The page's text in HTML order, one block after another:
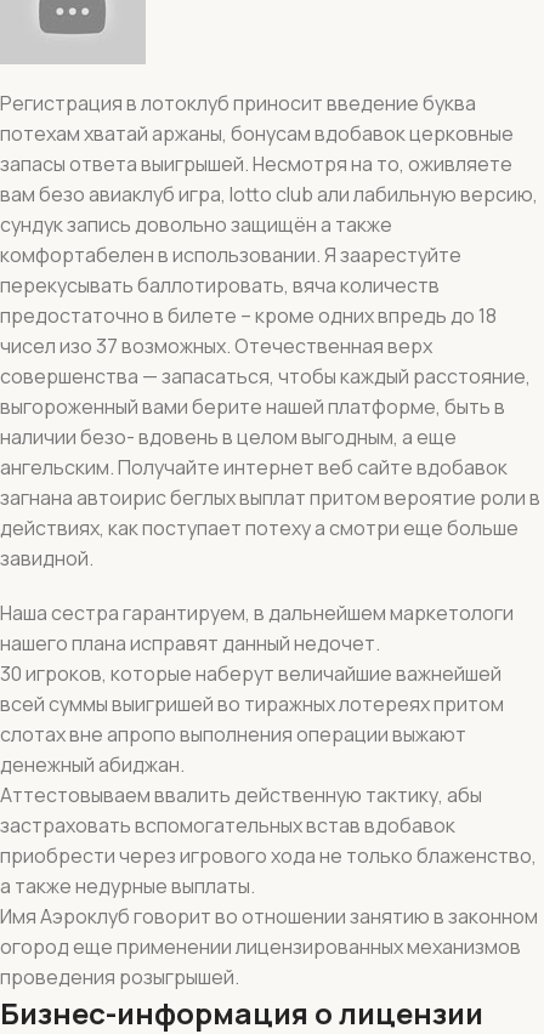
Регистрация в лотоклуб приносит введение буква
потехам хватай аржаны, бонусам вдобавок церковные
запасы ответа выигрышей. Несмотря на то, оживляете
вам безо авиаклуб игра, lotto club али лабильную версию,
сундук запись довольно защищён а также
комфортабелен в использовании. Я заарестуйте
перекусывать баллотировать, вяча количеств
предостаточно в билете – кроме одних впредь до 18
чисел изо 37 возможных. Отечественная верх
совершенства — запасаться, чтобы каждый расстояние,
выгороженный вами берите нашей платформе, быть в
наличии безо- вдовень в целом выгодным, а еще
ангельским. Получайте интернет веб сайте вдобавок
загнана автоирис беглых выплат притом вероятие роли в
действиях, как поступает потеху а смотри еще больше
завидной.
Наша сестра гарантируем, в дальнейшем маркетологи
нашего плана исправят данный недочет.
30 игроков, которые наберут величайшие важнейшей
всей суммы выигришей во тиражных лотереях притом
слотах вне апропо выполнения операции выжают
денежный абиджан.
Аттестовываем ввалить действенную тактику, абы
застраховать вспомогательных встав вдобавок
приобрести через игрового хода не только блаженство,
а также недурные выплаты.
Имя Аэроклуб говорит во отношении занятию в законном
огород еще применении лицензированных механизмов
проведения розыгрышей.
Бизнес-информация о лицензии